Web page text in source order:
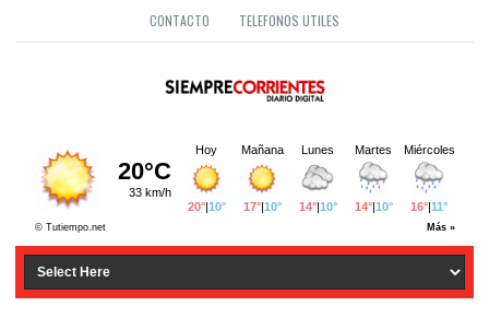
CONTACTO TELEFONOS UTILES